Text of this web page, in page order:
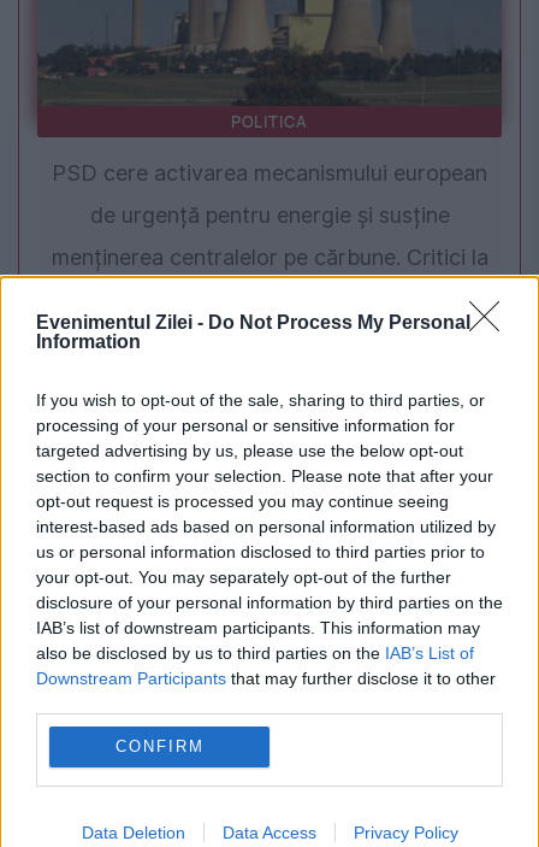
Evenimentul Zilei - Do Not Process My Personal
Information
If you wish to opt-out of the sale, sharing to third parties, or
processing of your personal or sensitive information for
targeted advertising by us, please use the below opt-out
section to confirm your selection. Please note that after your
opt-out request is processed you may continue seeing
interest-based ads based on personal information utilized by
us or personal information disclosed to third parties prior to
your opt-out. You may separately opt-out of the further
disclosure of your personal information by third parties on the
IAB’s list of downstream participants. This information may
also be disclosed by us to third parties on the IAB’s List of
Downstream Participants that may further disclose it to other
CONFIRM
Data Deletion Data Access Privacy Policy
POLITICA
PSD cere activarea mecanismului european
de urgență pentru energie și susține
menținerea centralelor pe cărbune. Critici la
INTERNATIONAL
Criză totală în Orientul Mijlociu. SUA
bombardează Iranul, rebelii Houthi lovesc în
Marea Roșie